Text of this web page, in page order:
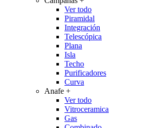
Ver todo
Piramidal
Integración
Telescópica
Plana
Isla
Techo
Purificadores
Curva
Anafe +
Ver todo
Vitroceramica
Gas